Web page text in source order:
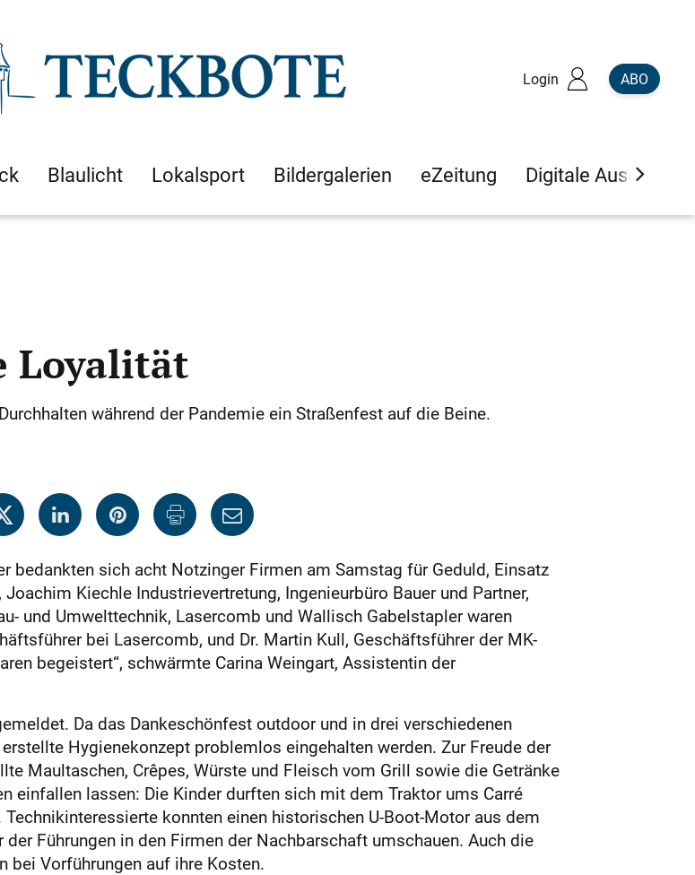
Login ABO
Blaulicht Lokalsport Bildergalerien eZeitung Digitale Ausgaben
Loyalität
während der Pandemie ein Straßenfest auf die Beine.
bedankten sich acht Notzinger Firmen am Samstag für Geduld, Einsatz
Kiechle Industrievertretung, Ingenieurbüro Bauer und Partner,
und Umwelttechnik, Lasercomb und Wallisch Gabelstapler waren
bei Lasercomb, und Dr. Martin Kull, Geschäftsführer der MK-
begeistert“, schwärmte Carina Weingart, Assistentin der
Da das Dankeschönfest outdoor und in drei verschiedenen
Hygienekonzept problemlos eingehalten werden. Zur Freude der
Maultaschen, Crêpes, Würste und Fleisch vom Grill sowie die Getränke
einfallen lassen: Die Kinder durften sich mit dem Traktor ums Carré
konnten einen his­torischen U-Boot-Motor aus dem
Führungen in den Firmen der Nachbarschaft umschauen. Auch die
bei Vorführungen auf ihre Kosten.